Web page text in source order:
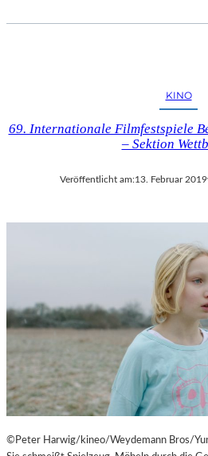
KINO
69. Internationale Filmfestspiele
– Sektion
Veröffentlicht am:13. Februar 2019
©Peter Harwig/kineo/Weydemann Bros/